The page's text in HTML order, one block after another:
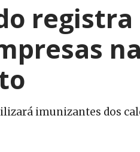
imunizantes dos